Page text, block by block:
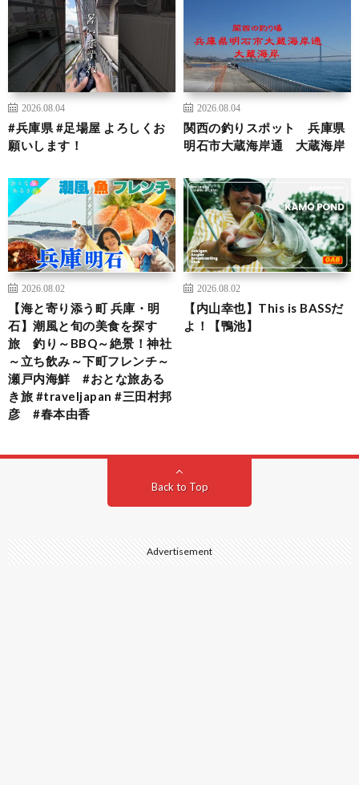
2026.08.04
#兵庫県 #足場屋 よろしくお
願いします！
2026.08.04
関西の釣りスポット 兵庫県
明石市大蔵海岸通 大蔵海岸
2026.08.02
【海と寄り添う町 兵庫・明
石】潮風と旬の美食を探す
旅 釣り～BBQ～絶景！神社
～立ち飲み～下町フレンチ～
瀬戸内海鮮 #おとな旅ある
き旅 #traveljapan #三田村邦
彦 #春本由香
2026.08.02
【内山幸也】This is BASSだ
よ！【鴨池】
Back to Top
Advertisement